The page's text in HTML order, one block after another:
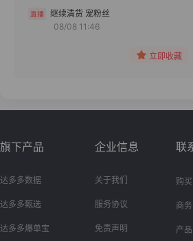
继续清货 宠粉丝
08/08 11:46
立即收藏
旗下产品
达多多数据
达多多甄选
达多多爆单宝
企业信息
关于我们
服务协议
免责声明
联
购
商
产